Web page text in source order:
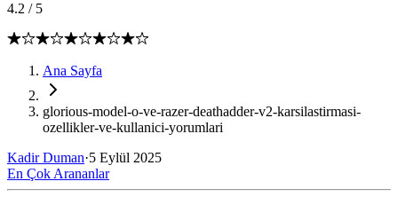
4.2 / 5
Ana Sayfa
glorious-model-o-ve-razer-deathadder-v2-karsilastirmasi-
ozellikler-ve-kullanici-yorumlari
Kadir Duman·5 Eylül 2025
En Çok Arananlar